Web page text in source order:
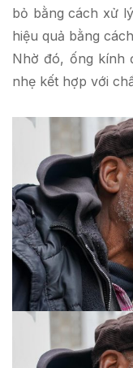
bỏ bằng cách xử
hiệu quả bằng
Nhờ đó, ống kính
nhẹ kết hợp với